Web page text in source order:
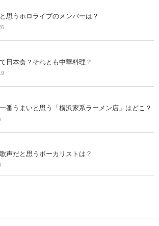
思うホロライブのメンバーは？
日本食？それとも中華料理？
番うまいと思う「横浜家系ラーメン店」はどこ？
声だと思うボーカリストは？